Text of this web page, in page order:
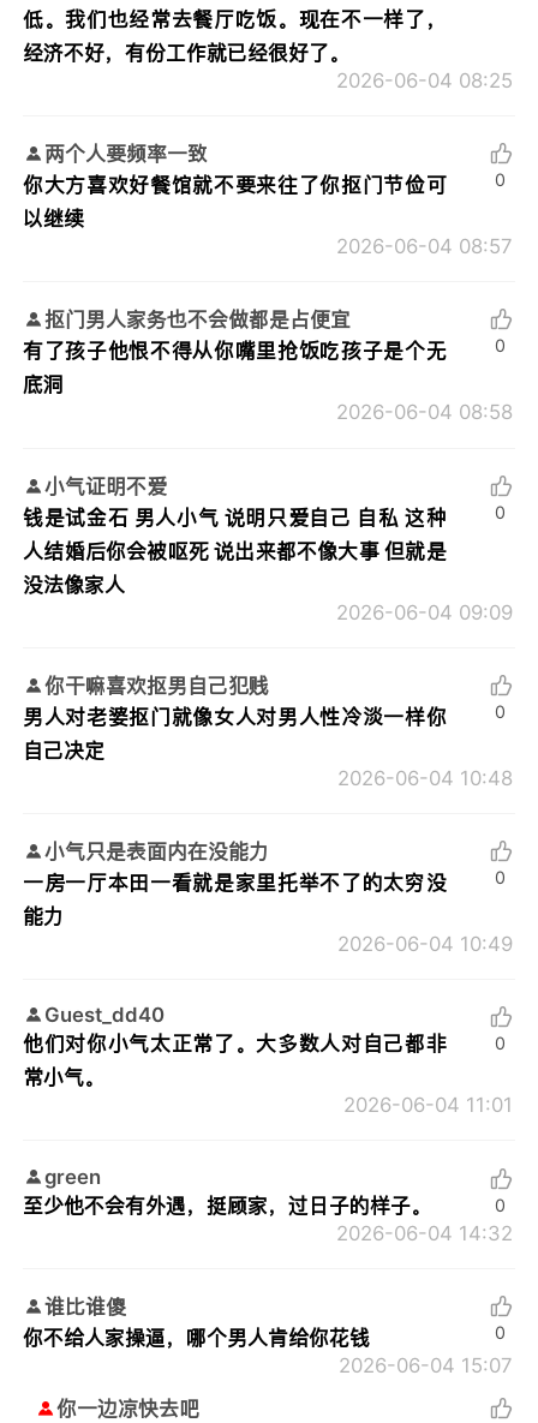
低。我们也经常去餐厅吃饭。现在不一样了，
经济不好，有份工作就已经很好了。
2026-06-04 08:25
两个人要频率一致
你大方喜欢好餐馆就不要来往了你抠门节俭可
以继续
2026-06-04 08:57
0
抠门男人家务也不会做都是占便宜
有了孩子他恨不得从你嘴里抢饭吃孩子是个无
底洞
2026-06-04 08:58
0
小气证明不爱
钱是试金石 男人小气 说明只爱自己 自私 这种
人结婚后你会被呕死 说出来都不像大事 但就是
没法像家人
2026-06-04 09:09
0
你干嘛喜欢抠男自己犯贱
男人对老婆抠门就像女人对男人性冷淡一样你
自己决定
2026-06-04 10:48
0
小气只是表面内在没能力
一房一厅本田一看就是家里托举不了的太穷没
能力
2026-06-04 10:49
0
Guest_dd40
他们对你小气太正常了。大多数人对自己都非
常小气。
2026-06-04 11:01
0
green
至少他不会有外遇，挺顾家，过日子的样子。
2026-06-04 14:32
0
谁比谁傻
你不给人家操逼，哪个男人肯给你花钱
2026-06-04 15:07
0
你一边凉快去吧